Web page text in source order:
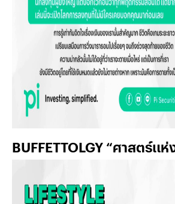
BUFFETTOLGY “ศาสตร์แ